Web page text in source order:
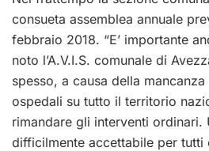
consueta assemblea annuale
febbraio 2018. “E’ importante
noto l’A.V.I.S. comunale di
spesso, a causa della
ospedali su tutto il territorio
rimandare gli interventi ordinari.
difficilmente accettabile per tutti